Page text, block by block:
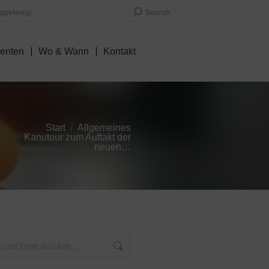
Search:Search
Wo & Wann Kontakt
sich hier:
Start
Allgemeines
Kanutour zum Auftakt der
neuen…